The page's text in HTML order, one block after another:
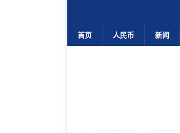
首页 人民币 新闻